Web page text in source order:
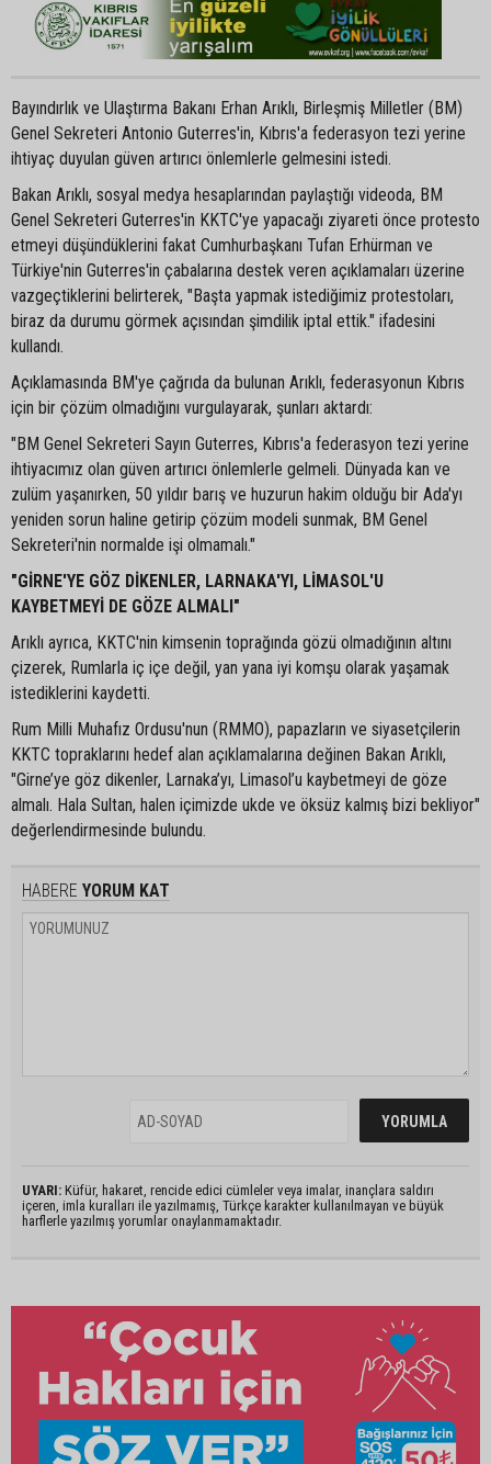
Bayındırlık ve Ulaştırma Bakanı Erhan Arıklı, Birleşmiş Milletler (BM)
Genel Sekreteri Antonio Guterres'in, Kıbrıs'a federasyon tezi yerine
ihtiyaç duyulan güven artırıcı önlemlerle gelmesini istedi.
Bakan Arıklı, sosyal medya hesaplarından paylaştığı videoda, BM
Genel Sekreteri Guterres'in KKTC'ye yapacağı ziyareti önce protesto
etmeyi düşündüklerini fakat Cumhurbaşkanı Tufan Erhürman ve
Türkiye'nin Guterres'in çabalarına destek veren açıklamaları üzerine
vazgeçtiklerini belirterek, "Başta yapmak istediğimiz protestoları,
biraz da durumu görmek açısından şimdilik iptal ettik." ifadesini
kullandı.
Açıklamasında BM'ye çağrıda da bulunan Arıklı, federasyonun Kıbrıs
için bir çözüm olmadığını vurgulayarak, şunları aktardı:
"BM Genel Sekreteri Sayın Guterres, Kıbrıs'a federasyon tezi yerine
ihtiyacımız olan güven artırıcı önlemlerle gelmeli. Dünyada kan ve
zulüm yaşanırken, 50 yıldır barış ve huzurun hakim olduğu bir Ada'yı
yeniden sorun haline getirip çözüm modeli sunmak, BM Genel
Sekreteri'nin normalde işi olmamalı."
"GİRNE'YE GÖZ DİKENLER, LARNAKA'YI, LİMASOL'U
KAYBETMEYİ DE GÖZE ALMALI"
Arıklı ayrıca, KKTC'nin kimsenin toprağında gözü olmadığının altını
çizerek, Rumlarla iç içe değil, yan yana iyi komşu olarak yaşamak
istediklerini kaydetti.
Rum Milli Muhafız Ordusu'nun (RMMO), papazların ve siyasetçilerin
KKTC topraklarını hedef alan açıklamalarına değinen Bakan Arıklı,
"Girne’ye göz dikenler, Larnaka’yı, Limasol’u kaybetmeyi de göze
almalı. Hala Sultan, halen içimizde ukde ve öksüz kalmış bizi bekliyor"
değerlendirmesinde bulundu.
HABERE YORUM KAT
UYARI: Küfür, hakaret, rencide edici cümleler veya imalar, inançlara saldırı
içeren, imla kuralları ile yazılmamış, Türkçe karakter kullanılmayan ve büyük
harflerle yazılmış yorumlar onaylanmamaktadır.